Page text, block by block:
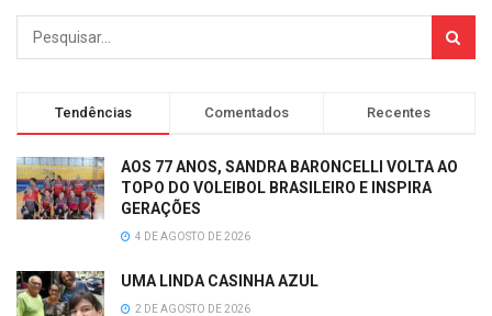
Tendências Comentados Recentes
AOS 77 ANOS, SANDRA BARONCELLI VOLTA AO
TOPO DO VOLEIBOL BRASILEIRO E INSPIRA
GERAÇÕES
4 DE AGOSTO DE 2026
UMA LINDA CASINHA AZUL
2 DE AGOSTO DE 2026